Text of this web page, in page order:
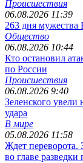
Происшествия
06.08.2026 11:39
263 дня мужества
Общество
06.08.2026 10:44
Кто остановил
по России
Происшествия
06.08.2026 9:40
Зеленского
удара
В мире
05.08.2026 11:58
Ждет переворота.
во главе